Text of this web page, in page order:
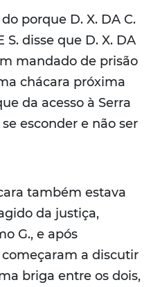
porque D. X. DA C.
S. disse que D. X. DA
mandado de prisão
chácara próxima
da acesso à Serra
esconder e não ser
também estava
da justiça,
G., e após
começaram a discutir
briga entre os dois,